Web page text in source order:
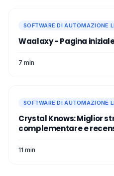
SOFTWARE DI AUTOMAZIONE
Waalaxy - Pagina
7 min
SOFTWARE DI AUTOMAZIONE
Crystal Knows: Miglior
complementare e
11 min